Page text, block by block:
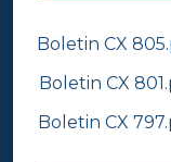
Boletin CX
Boletin CX
Boletin CX